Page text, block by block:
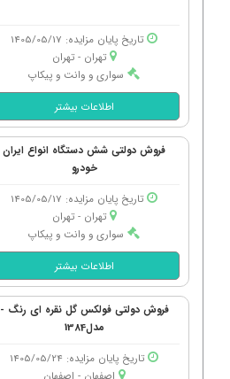
تاریخ پایان مزایده: 1405/05/17
تهران - تهران
سواری و وانت و پیکاپ
اطلاعات بیشتر
فروش دولتی شش دستگاه انواع ایران
خودرو
تاریخ پایان مزایده: 1405/05/17
تهران - تهران
سواری و وانت و پیکاپ
اطلاعات بیشتر
فروش دولتی فولکس گل نقره ای رنگ -
مدل1384
تاریخ پایان مزایده: 1405/05/24